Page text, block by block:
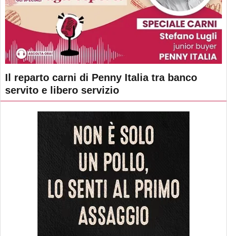
Il reparto carni di Penny Italia tra banco
servito e libero servizio